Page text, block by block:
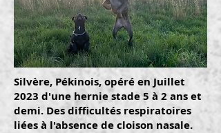
Silvère, Pékinois, opéré en Juillet
2023 d'une hernie stade 5 à 2 ans et
demi. Des difficultés respiratoires
liées à l'absence de cloison nasale.